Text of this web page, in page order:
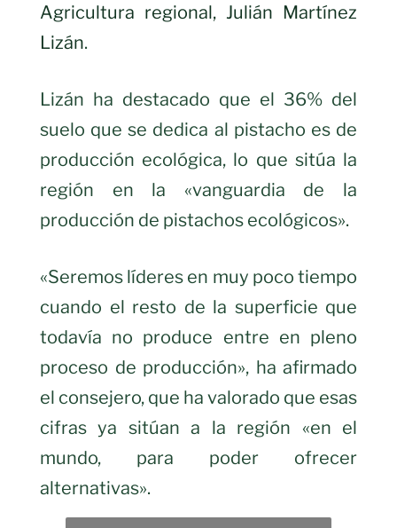
Agricultura regional, Julián Martínez
Lizán.
Lizán ha destacado que el 36% del
suelo que se dedica al pistacho es de
producción ecológica, lo que sitúa la
región en la «vanguardia de la
producción de pistachos ecológicos».
«Seremos líderes en muy poco tiempo
cuando el resto de la superficie que
todavía no produce entre en pleno
proceso de producción», ha afirmado
el consejero, que ha valorado que esas
cifras ya sitúan a la región «en el
mundo, para poder ofrecer
alternativas».